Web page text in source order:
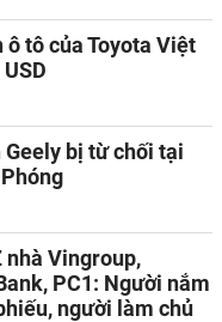
tô của Toyota Việt
bị từ chối tại
nhà Vingroup,
PC1: Người nắm
người làm chủ